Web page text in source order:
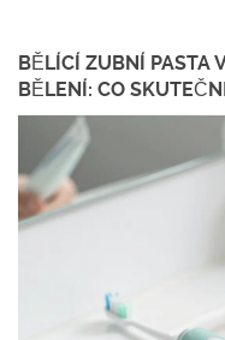
BĚLÍCÍ ZUBNÍ PASTA
BĚLENÍ: CO